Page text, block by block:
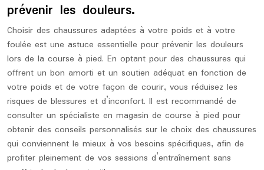
prévenir les douleurs.
Choisir des chaussures adaptées à votre poids et à votre
foulée est une astuce essentielle pour prévenir les douleurs
lors de la course à pied. En optant pour des chaussures qui
offrent un bon amorti et un soutien adéquat en fonction de
votre poids et de votre façon de courir, vous réduisez les
risques de blessures et d’inconfort. Il est recommandé de
consulter un spécialiste en magasin de course à pied pour
obtenir des conseils personnalisés sur le choix des chaussures
qui conviennent le mieux à vos besoins spécifiques, afin de
profiter pleinement de vos sessions d’entraînement sans